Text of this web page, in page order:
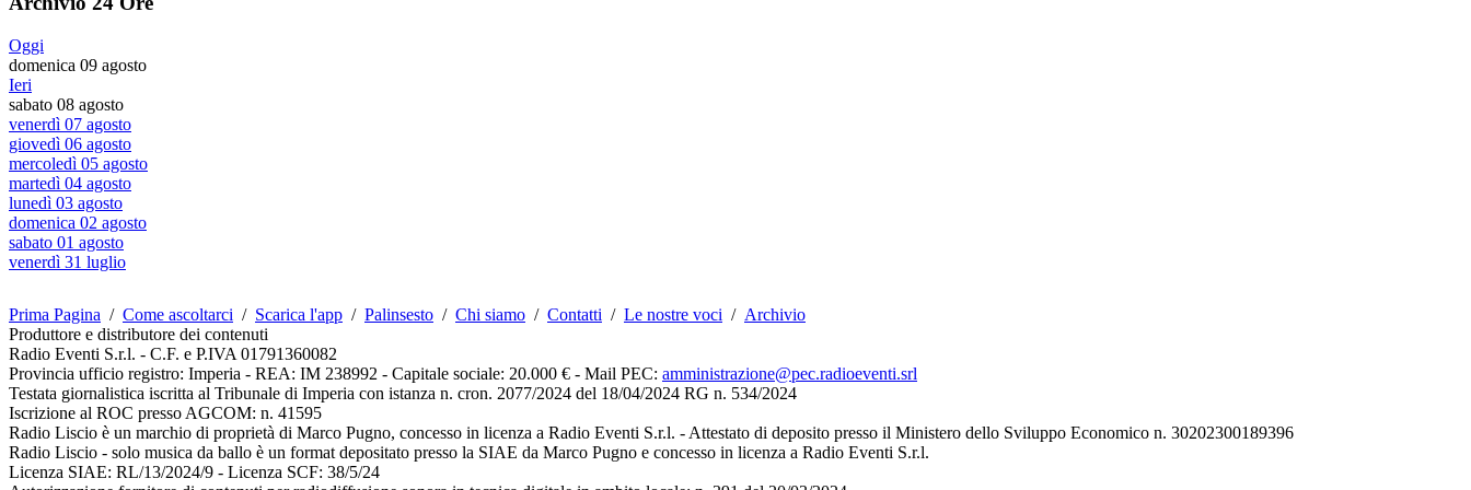
Oggi
domenica 09 agosto
Ieri
sabato 08 agosto
venerdì 07 agosto
giovedì 06 agosto
mercoledì 05 agosto
martedì 04 agosto
lunedì 03 agosto
domenica 02 agosto
sabato 01 agosto
venerdì 31 luglio
Prima Pagina / Come ascoltarci / Scarica l'app / Palinsesto / Chi siamo / Contatti / Le nostre voci / Archivio
Produttore e distributore dei contenuti
Radio Eventi S.r.l. - C.F. e P.IVA 01791360082
Provincia ufficio registro: Imperia - REA: IM 238992 - Capitale sociale: 20.000 € - Mail PEC: amministrazione@pec.radioeventi.srl
Testata giornalistica iscritta al Tribunale di Imperia con istanza n. cron. 2077/2024 del 18/04/2024 RG n. 534/2024
Iscrizione al ROC presso AGCOM: n. 41595
Radio Liscio è un marchio di proprietà di Marco Pugno, concesso in licenza a Radio Eventi S.r.l. - Attestato di deposito presso il Ministero dello Sviluppo Economico n. 30202300189396
Radio Liscio - solo musica da ballo è un format depositato presso la SIAE da Marco Pugno e concesso in licenza a Radio Eventi S.r.l.
Licenza SIAE: RL/13/2024/9 - Licenza SCF: 38/5/24